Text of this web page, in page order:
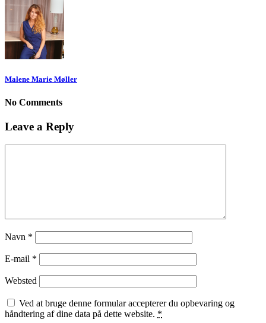
Malene Marie Møller
No Comments
Leave a Reply
Navn *
E-mail *
Websted
Ved at bruge denne formular accepterer du opbevaring og
håndtering af dine data på dette website. *